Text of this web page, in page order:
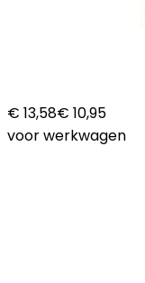
€ 13,58€ 10,95
voor werkwagen